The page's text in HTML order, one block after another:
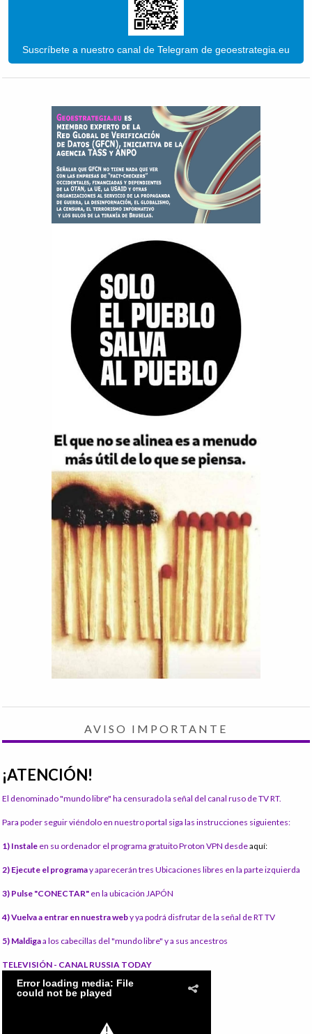
Suscríbete a nuestro canal de Telegram de geoestrategia.eu
AVISO IMPORTANTE
¡ATENCIÓN!
El denominado "mundo libre" ha censurado la señal del canal ruso de TV RT.
Para poder seguir viéndolo en nuestro portal siga las instrucciones siguientes:
1) Instale en su ordenador el programa gratuito Proton VPN desdeaquí:
2) Ejecute el programay aparecerán tres Ubicaciones libres en la parte izquierda
3) Pulse "CONECTAR" en la ubicación JAPÓN
4) Vuelva a entrar en nuestra weby ya podrá disfrutar de la señal de RT TV
5) Maldigaa los cabecillas del "mundo libre" y a sus ancestros
TELEVISIÓN - CANAL RUSSIA TODAY